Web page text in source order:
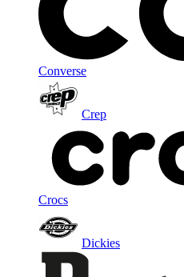
Converse
Crep
Crocs
Dickies